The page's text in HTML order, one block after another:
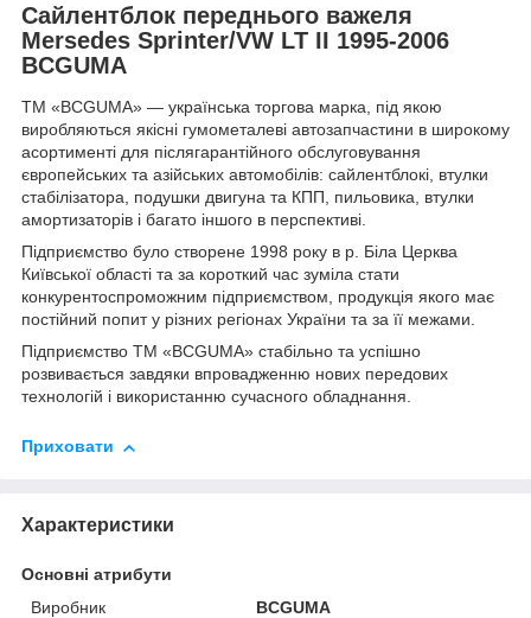
Сайлентблок переднього важеля
Mersedes Sprinter/VW LT II 1995-2006
BCGUMA
ТМ «BCGUMA» — українська торгова марка, під якою
виробляються якісні гумометалеві автозапчастини в широкому
асортименті для післягарантійного обслуговування
європейських та азійських автомобілів: сайлентблокі, втулки
стабілізатора, подушки двигуна та КПП, пильовика, втулки
амортизаторів і багато іншого в перспективі.
Підприємство було створене 1998 року в р. Біла Церква
Київської області та за короткий час зуміла стати
конкурентоспроможним підприємством, продукція якого має
постійний попит у різних регіонах України та за її межами.
Підприємство ТМ «BCGUMA» стабільно та успішно
розвивається завдяки впровадженню нових передових
технологій і використанню сучасного обладнання.
Приховати
Характеристики
Основні атрибути
Виробник
BCGUMA